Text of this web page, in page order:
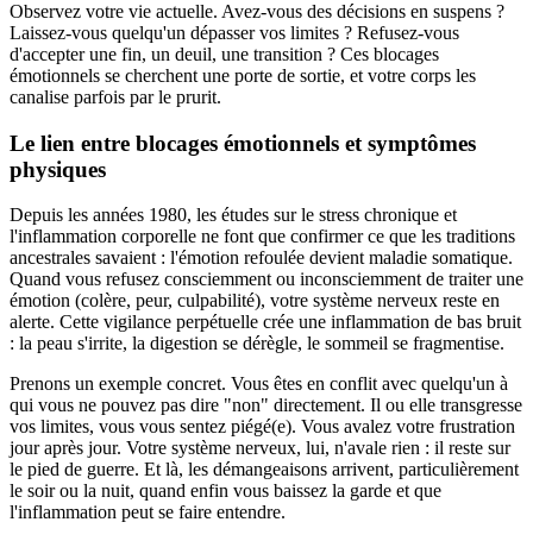
Observez votre vie actuelle. Avez-vous des décisions en suspens ?
Laissez-vous quelqu'un dépasser vos limites ? Refusez-vous
d'accepter une fin, un deuil, une transition ? Ces blocages
émotionnels se cherchent une porte de sortie, et votre corps les
canalise parfois par le prurit.
Le lien entre blocages émotionnels et symptômes
physiques
Depuis les années 1980, les études sur le stress chronique et
l'inflammation corporelle ne font que confirmer ce que les traditions
ancestrales savaient : l'émotion refoulée devient maladie somatique.
Quand vous refusez consciemment ou inconsciemment de traiter une
émotion (colère, peur, culpabilité), votre système nerveux reste en
alerte. Cette vigilance perpétuelle crée une inflammation de bas bruit
: la peau s'irrite, la digestion se dérègle, le sommeil se fragmentise.
Prenons un exemple concret. Vous êtes en conflit avec quelqu'un à
qui vous ne pouvez pas dire "non" directement. Il ou elle transgresse
vos limites, vous vous sentez piégé(e). Vous avalez votre frustration
jour après jour. Votre système nerveux, lui, n'avale rien : il reste sur
le pied de guerre. Et là, les démangeaisons arrivent, particulièrement
le soir ou la nuit, quand enfin vous baissez la garde et que
l'inflammation peut se faire entendre.